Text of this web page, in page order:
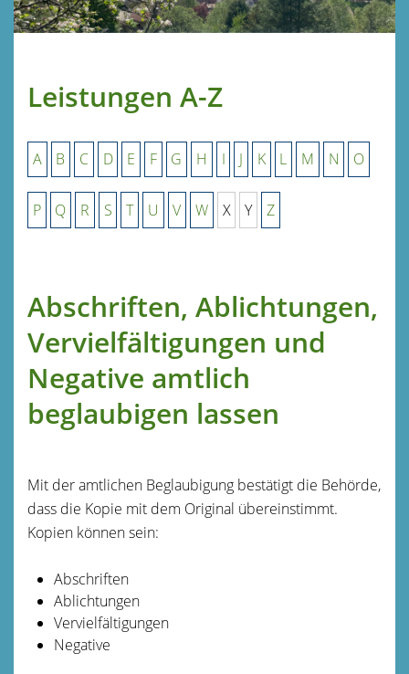
Leistungen A-Z
A B C D E F G H I J K L M N O
P Q R S T U V W X Y Z
Abschriften, Ablichtungen,
Vervielfältigungen und
Negative amtlich
beglaubigen lassen
Mit der amtlichen Beglaubigung bestätigt die Behörde,
dass die Kopie mit dem Original übereinstimmt.
Kopien können sein:
Abschriften
Ablichtungen
Vervielfältigungen
Negative